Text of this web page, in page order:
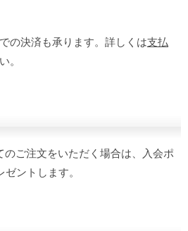
の決済も承ります。詳しくは支払
。
のご注文をいただく場合は、入会ポ
ントします。